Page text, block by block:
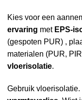
Kies voor een
ervaring met EPS-
(gespoten PUR) ,
materialen (PUR,
vloerisolatie.
Gebruik